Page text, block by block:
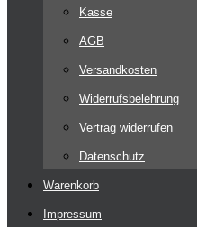
Kasse
AGB
Versandkosten
Widerrufsbelehrung
Vertrag widerrufen
Datenschutz
Warenkorb
Impressum